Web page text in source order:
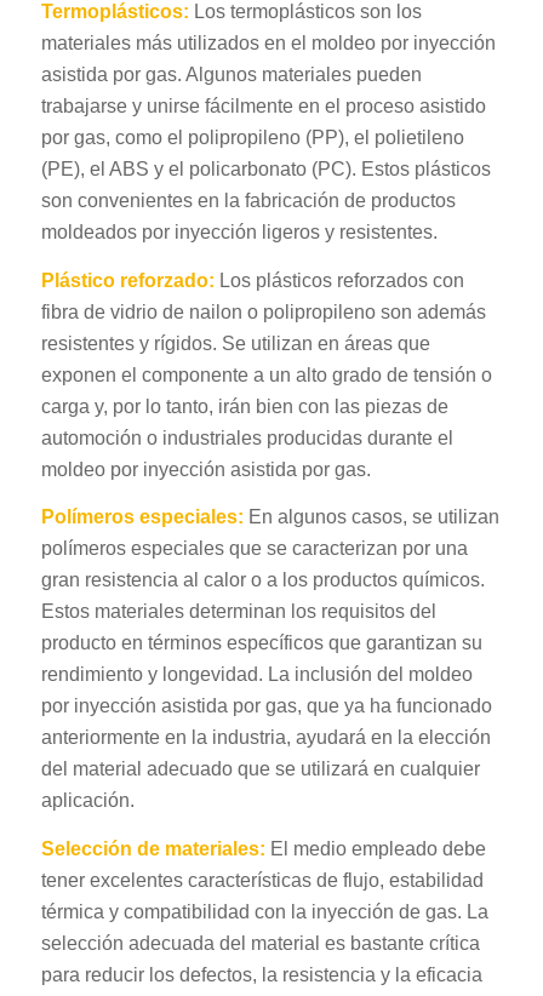
Termoplásticos: Los termoplásticos son los
materiales más utilizados en el moldeo por inyección
asistida por gas. Algunos materiales pueden
trabajarse y unirse fácilmente en el proceso asistido
por gas, como el polipropileno (PP), el polietileno
(PE), el ABS y el policarbonato (PC). Estos plásticos
son convenientes en la fabricación de productos
moldeados por inyección ligeros y resistentes.
Plástico reforzado: Los plásticos reforzados con
fibra de vidrio de nailon o polipropileno son además
resistentes y rígidos. Se utilizan en áreas que
exponen el componente a un alto grado de tensión o
carga y, por lo tanto, irán bien con las piezas de
automoción o industriales producidas durante el
moldeo por inyección asistida por gas.
Polímeros especiales: En algunos casos, se utilizan
polímeros especiales que se caracterizan por una
gran resistencia al calor o a los productos químicos.
Estos materiales determinan los requisitos del
producto en términos específicos que garantizan su
rendimiento y longevidad. La inclusión del moldeo
por inyección asistida por gas, que ya ha funcionado
anteriormente en la industria, ayudará en la elección
del material adecuado que se utilizará en cualquier
aplicación.
Selección de materiales: El medio empleado debe
tener excelentes características de flujo, estabilidad
térmica y compatibilidad con la inyección de gas. La
selección adecuada del material es bastante crítica
para reducir los defectos, la resistencia y la eficacia